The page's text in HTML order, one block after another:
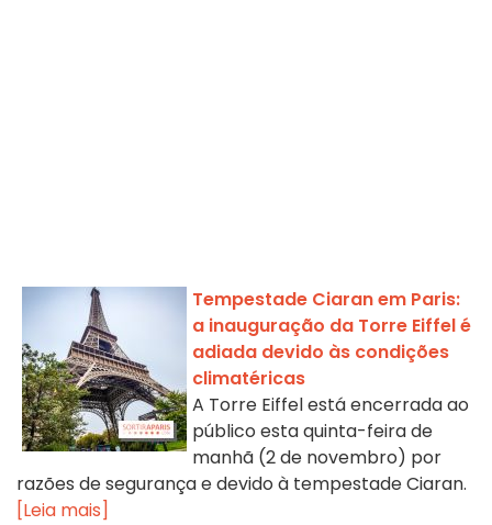
Tempestade Ciaran em Paris:
a inauguração da Torre Eiffel é
adiada devido às condições
climatéricas
A Torre Eiffel está encerrada ao
público esta quinta-feira de
manhã (2 de novembro) por
razões de segurança e devido à tempestade Ciaran.
[Leia mais]